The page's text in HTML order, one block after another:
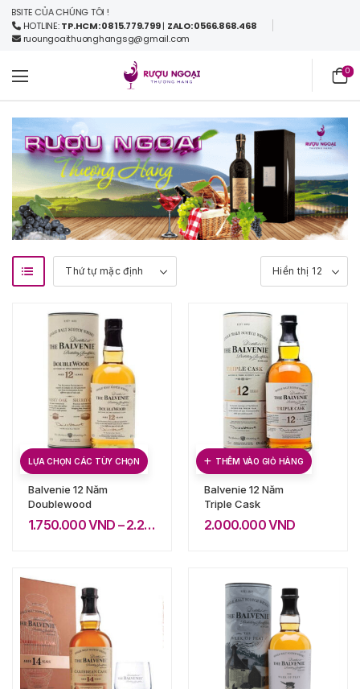
CỦA CHÚNG TÔI !
HOTLINE:TP.HCM: 0815.779.799| ZALO: 0566.868.468
ruoungoaithuonghangsg@gmail.com
0
LỰA CHỌN CÁC TÙY CHỌN
Balvenie 12 Năm
Doublewood
1.750.000VND –2.200.000 VND
THÊM VÀO GIỎ HÀNG
Balvenie 12 Năm
Triple Cask
2.000.000VND